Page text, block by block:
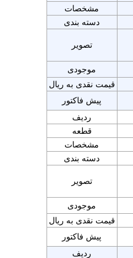
مشخصات
دسته بندی
تصویر
موجودی
قیمت نقدی به ریال
پیش فاکتور
ردیف
قطعه
مشخصات
دسته بندی
تصویر
موجودی
قیمت نقدی به ریال
پیش فاکتور
ردیف